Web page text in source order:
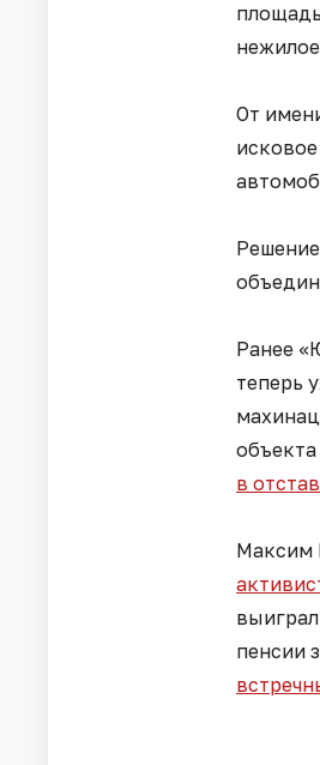
От
Ранее
теперь
в
Максим
пенсии